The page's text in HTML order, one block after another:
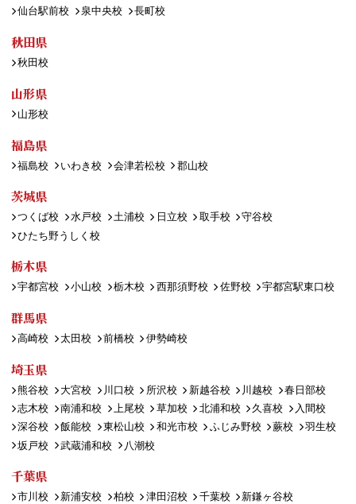
仙台駅前校 泉中央校 長町校
秋田県
秋田校
山形県
山形校
福島県
福島校 いわき校 会津若松校 郡山校
茨城県
つくば校 水戸校 土浦校 日立校 取手校
守谷校
ひたち野うしく校
栃木県
宇都宮校 小山校 栃木校 西那須野校 佐野校 宇都宮駅東口校
群馬県
高崎校 太田校 前橋校 伊勢崎校
埼玉県
熊谷校 大宮校 川口校 所沢校 新越谷校 川越校
春日部校
志木校
南浦和校 上尾校 草加校 北浦和校 久喜校
入間校
深谷校
飯能校 東松山校 和光市校 ふじみ野校 蕨校
羽生校
坂戸校
武蔵浦和校 八潮校
千葉県
市川校 新浦安校 柏校 津田沼校 千葉校
新鎌ヶ谷校